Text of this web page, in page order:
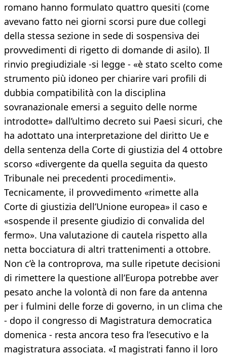
romano hanno formulato quattro quesiti (come
avevano fatto nei giorni scorsi pure due collegi
della stessa sezione in sede di sospensiva dei
provvedimenti di rigetto di domande di asilo). Il
rinvio pregiudiziale -si legge - «è stato scelto come
strumento più idoneo per chiarire vari profili di
dubbia compatibilità con la disciplina
sovranazionale emersi a seguito delle norme
introdotte» dall’ultimo decreto sui Paesi sicuri, che
ha adottato una interpretazione del diritto Ue e
della sentenza della Corte di giustizia del 4 ottobre
scorso «divergente da quella seguita da questo
Tribunale nei precedenti procedimenti».
Tecnicamente, il provvedimento «rimette alla
Corte di giustizia dell’Unione europea» il caso e
«sospende il presente giudizio di convalida del
fermo». Una valutazione di cautela rispetto alla
netta bocciatura di altri trattenimenti a ottobre.
Non c’è la controprova, ma sulle ripetute decisioni
di rimettere la questione all’Europa potrebbe aver
pesato anche la volontà di non fare da antenna
per i fulmini delle forze di governo, in un clima che
- dopo il congresso di Magistratura democratica
domenica - resta ancora teso fra l’esecutivo e la
magistratura associata. «I magistrati fanno il loro